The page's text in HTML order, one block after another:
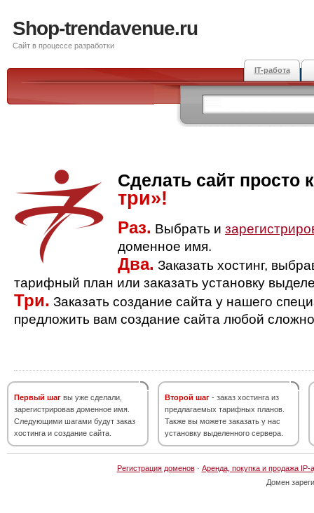
Shop-trendavenue.ru
Сайт в процессе разработки
IT-работа
Сделать сайт просто
три»!
Раз. Выбрать и
доменное имя.
Два. Заказать хостинг,
тарифный план или заказать установку
Три. Заказать создание сайта у нашего
предложить вам создание сайта любой
Первый шаг вы уже сделали,
зарегистрировав доменное имя.
Следующими шагами будут заказ
хостинга и создание сайта.
Второй шаг - заказ хостинга из
предлагаемых тарифных планов.
Также вы можете заказать у нас
установку выделенного сервера.
Регистрация доменов· Аренда, покупка и продажа IP-
Домен